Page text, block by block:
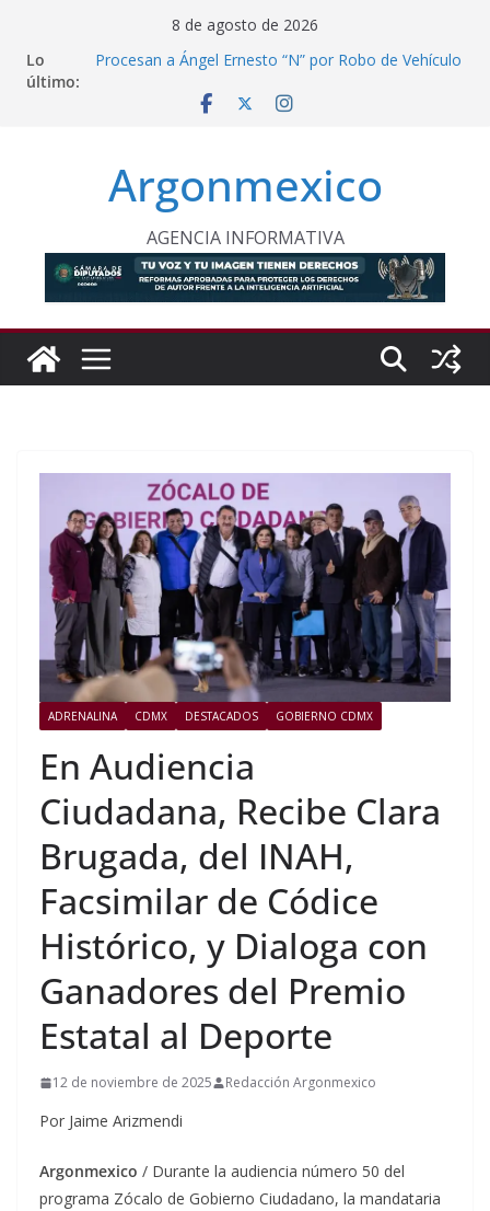
contenido
8 de agosto de 2026
Lo
último:
Procesan a Ángel Ernesto “N” por Robo de Vehículo
Proponen Frenar Publicidad con IA Dirigida a
Odio Contra Grupos Vulnerables
Sentencian a 36 Años de Prisión a Homicida en
Tecámac
PT Solicita a ASF Auditar Recursos Municipales en
Oaxaca
Argonmexico
AGENCIA INFORMATIVA
ADRENALINA CDMX DESTACADOS GOBIERNO CDMX
En Audiencia
Ciudadana, Recibe Clara
Brugada, del INAH,
Facsimilar de Códice
Histórico, y Dialoga con
Ganadores del Premio
Estatal al Deporte
12 de noviembre de 2025 Redacción Argonmexico
Por Jaime Arizmendi
Argonmexico / Durante la audiencia número 50 del
programa Zócalo de Gobierno Ciudadano, la mandataria